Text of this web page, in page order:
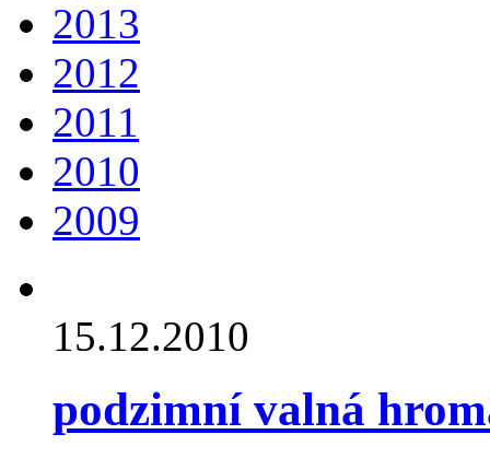
2013
2012
2011
2010
2009
15.12.2010
podzimní valná